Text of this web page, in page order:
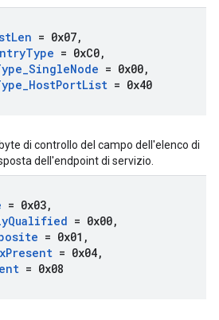
Len = 0x07,
Type = 0xC0,
_SingleNode = 0x00,
_HostPortList = 0x40
di controllo del campo dell'elenco di
dell'endpoint di servizio.
= 0x03,
Qualified = 0x00,
= 0x01 ,
Present = 0x04,
= 0x08